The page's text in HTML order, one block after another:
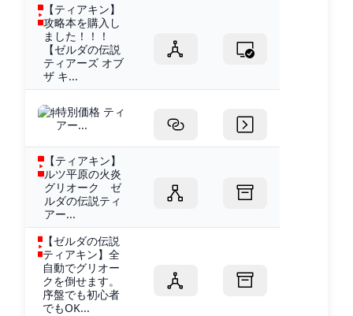
【ティアキン】
攻略本を購入し
ました！！！
【ゼルダの伝説
ティアーズ オブ
ザ キ...
特別価格 ティ
アー...
【ティアキン】
ルツ平原の火炎
グリオーク ゼ
ルダの伝説ティ
アー...
【ゼルダの伝説
ティアキン】全
自動でグリオー
クを倒せます。
序盤でも初心者
でもOK...